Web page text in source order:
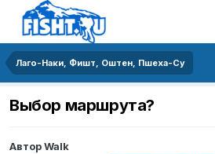
Лаго-Наки, Фишт, Оштен, Пшеха-Су
Выбор маршрута?
АвторWalk